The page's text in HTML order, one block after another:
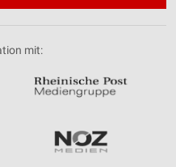
mit: